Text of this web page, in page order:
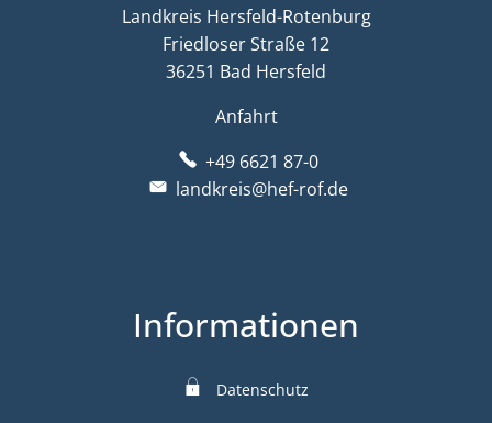
Landkreis Hersfeld-Rotenburg
Friedloser Straße 12
36251 Bad Hersfeld
Anfahrt
+49 6621 87-0
landkreis@hef-rof.de
Informationen
Datenschutz